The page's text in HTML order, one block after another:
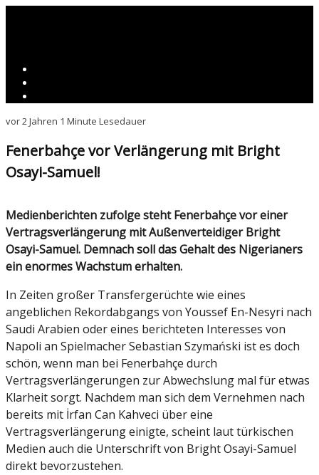
vor 2 Jahren 1 Minute Lesedauer
Fenerbahçe vor Verlängerung mit Bright
Osayi-Samuel!
Medienberichten zufolge steht Fenerbahçe vor einer
Vertragsverlängerung mit Außenverteidiger Bright
Osayi-Samuel. Demnach soll das Gehalt des Nigerianers
ein enormes Wachstum erhalten.
In Zeiten großer Transfergerüchte wie eines
angeblichen Rekordabgangs von Youssef En-Nesyri nach
Saudi Arabien oder eines berichteten Interesses von
Napoli an Spielmacher Sebastian Szymański ist es doch
schön, wenn man bei Fenerbahçe durch
Vertragsverlängerungen zur Abwechslung mal für etwas
Klarheit sorgt. Nachdem man sich dem Vernehmen nach
bereits mit İrfan Can Kahveci über eine
Vertragsverlängerung einigte, scheint laut türkischen
Medien auch die Unterschrift von Bright Osayi-Samuel
direkt bevorzustehen.